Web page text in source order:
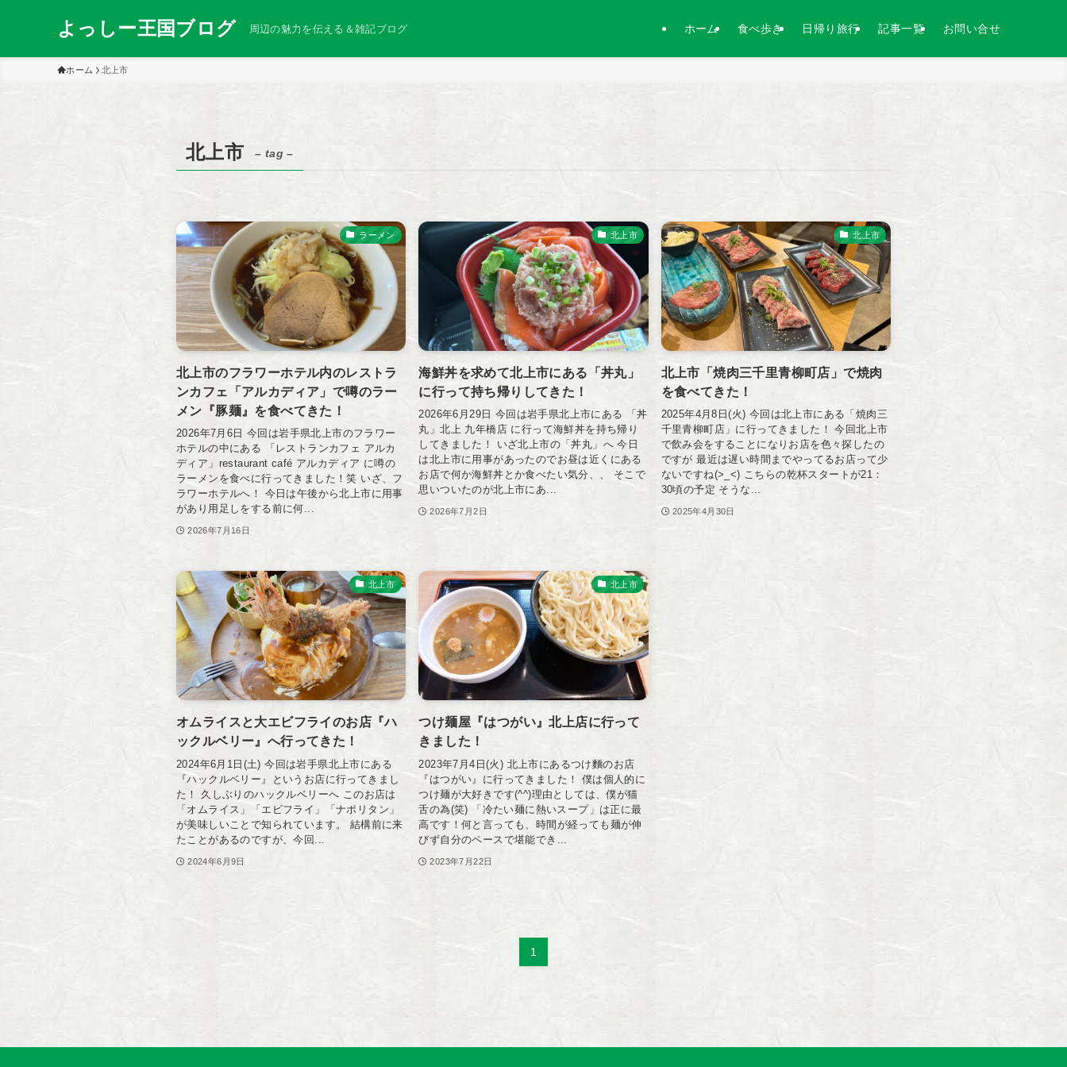
よっしー王国ブログ 周辺の魅力を伝える＆雑記ブログ ホーム 食べ歩き 日帰り旅行 記事一覧 お問い合せ
ホーム 北上市
北上市 – tag –
ラーメン
北上市のフラワーホテル内のレストラ
ンカフェ「アルカディア」で噂のラー
メン『豚麺』を食べてきた！
2026年7月6日 今回は岩手県北上市のフラワー
ホテルの中にある 「レストランカフェ アルカ
ディア」restaurant café アルカディア に噂の
ラーメンを食べに行ってきました！笑 いざ、フ
ラワーホテルへ！ 今日は午後から北上市に用事
があり用足しをする前に何...
2026年7月16日
北上市
海鮮丼を求めて北上市にある「丼丸」
に行って持ち帰りしてきた！
2026年6月29日 今回は岩手県北上市にある 「丼
丸」北上 九年橋店 に行って海鮮丼を持ち帰り
してきました！ いざ北上市の「丼丸」へ 今日
は北上市に用事があったのでお昼は近くにある
お店で何か海鮮丼とか食べたい気分、、 そこで
思いついたのが北上市にあ...
2026年7月2日
北上市
北上市「焼肉三千里青柳町店」で焼肉
を食べてきた！
2025年4月8日(火) 今回は北上市にある「焼肉三
千里青柳町店」に行ってきました！ 今回北上市
で飲み会をすることになりお店を色々探したの
ですが 最近は遅い時間までやってるお店って少
ないですね(>_<) こちらの乾杯スタートが21：
30頃の予定 そうな...
2025年4月30日
北上市
オムライスと大エビフライのお店『ハ
ックルベリー』へ行ってきた！
2024年6月1日(土) 今回は岩手県北上市にある
『ハックルベリー』というお店に行ってきまし
た！ 久しぶりのハックルベリーへ このお店は
「オムライス」「エビフライ」「ナポリタン」
が美味しいことで知られています。 結構前に来
たことがあるのですが、今回...
2024年6月9日
北上市
つけ麺屋『はつがい』北上店に行って
きました！
2023年7月4日(火) 北上市にあるつけ麵のお店
『はつがい』に行ってきました！ 僕は個人的に
つけ麺が大好きです(^^)理由としては、僕が猫
舌の為(笑) 「冷たい麺に熱いスープ」は正に最
高です！何と言っても、時間が経っても麺が伸
びず自分のペースで堪能でき...
2023年7月22日
1